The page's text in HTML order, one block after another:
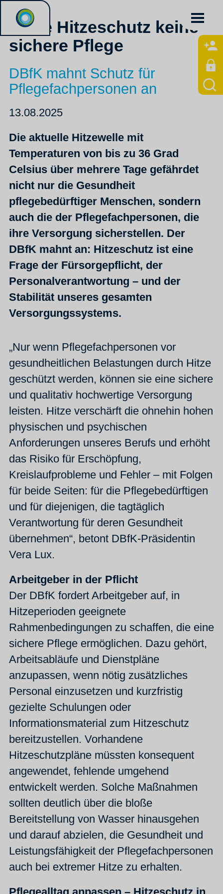
Ohne Hitzeschutz keine
sichere Pflege
DBfK mahnt Schutz für
Pflegefachpersonen an
13.08.2025
Die aktuelle Hitzewelle mit
Temperaturen von bis zu 36 Grad
Celsius über mehrere Tage gefährdet
nicht nur die Gesundheit
pflegebedürftiger Menschen, sondern
auch die der Pflegefachpersonen, die
ihre Versorgung sicherstellen. Der
DBfK mahnt an: Hitzeschutz ist eine
Frage der Fürsorgepflicht, der
Personalverantwortung – und der
Stabilität unseres gesamten
Versorgungssystems.
„Nur wenn Pflegefachpersonen vor
gesundheitlichen Belastungen durch Hitze
geschützt werden, können sie eine sichere
und qualitativ hochwertige Versorgung
leisten. Hitze verschärft die ohnehin hohen
physischen und psychischen
Anforderungen unseres Berufs und erhöht
das Risiko für Erschöpfung,
Kreislaufprobleme und Fehler – mit Folgen
für beide Seiten: für die Pflegebedürftigen
und für diejenigen, die tagtäglich
Verantwortung für deren Gesundheit
übernehmen“, betont DBfK-Präsidentin
Vera Lux.
Arbeitgeber in der Pflicht
Der DBfK fordert Arbeitgeber auf, in
Hitzeperioden geeignete
Rahmenbedingungen zu schaffen, die eine
sichere Pflege ermöglichen. Dazu gehört,
Arbeitsabläufe und Dienstpläne
anzupassen, wenn nötig zusätzliches
Personal einzusetzen und kurzfristig
gezielte Schulungen oder
Informationsmaterial zum Hitzeschutz
bereitzustellen. Vorhandene
Hitzeschutzpläne müssten konsequent
angewendet, fehlende umgehend
entwickelt werden. Solche Maßnahmen
sollten deutlich über die bloße
Bereitstellung von Wasser hinausgehen
und darauf abzielen, die Gesundheit und
Leistungsfähigkeit der Pflegefachpersonen
auch bei extremer Hitze zu erhalten.